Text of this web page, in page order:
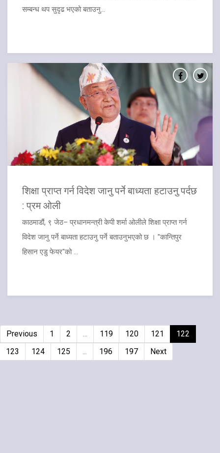
सम्बन्ध थप सुदृढ भएको बताउनु...
शिक्षा प्राप्त गर्न विदेश जानु पर्ने बाध्यता हटाउनु पर्दछ
: प्रम ओली
काठमाडौं, ९ जेठ– प्रधानमन्त्री केपी शर्मा ओलीले शिक्षा प्राप्त गर्न
विदेश जानु पर्ने बाध्यता हटाउनु पर्ने बताउनुभएको छ । "कान्तिपुर
हिसान एडु फेयर"को ...
Previous 1 2 ... 119 120 121
122
123
124 125 ... 196 197 Next